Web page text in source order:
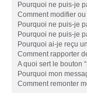
Pourquoi ne puis-je
Comment modifier
Pourquoi ne puis-je
Pourquoi ne puis-je
Pourquoi ai-je reçu
Comment rapporter
A quoi sert le bouton
Pourquoi mon
Comment remonter